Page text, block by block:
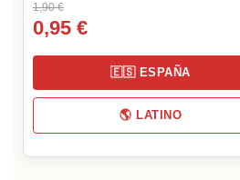
1,90 €
0,95 €
🇪🇸 ESPAÑA
🌎 LATINO